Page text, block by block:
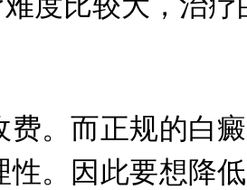
而正规的白癜
。因此要想降